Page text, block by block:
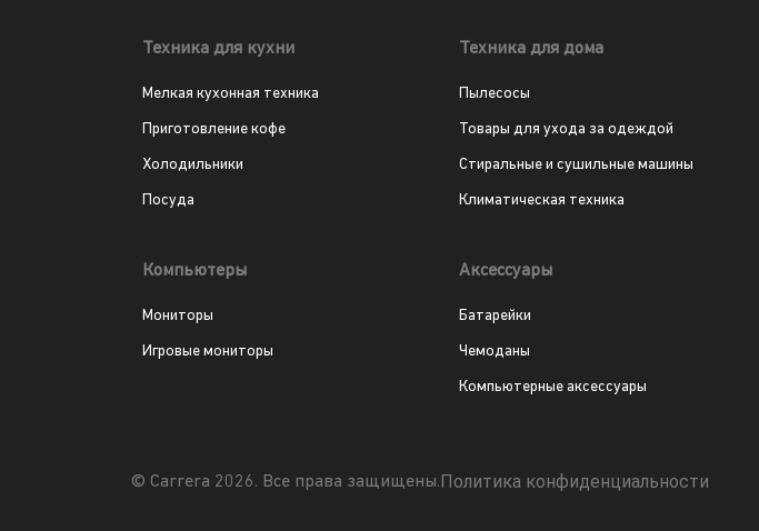
Техника для кухни
Мелкая кухонная техника
Приготовление кофе
Холодильники
Посуда
Техника для дома
Пылесосы
Товары для ухода за одеждой
Стиральные и сушильные машины
Климатическая техника
Компьютеры
Мониторы
Игровые мониторы
Аксессуары
Батарейки
Чемоданы
Компьютерные аксессуары
© Carrera 2026. Все права защищены.Политика конфиденциальности